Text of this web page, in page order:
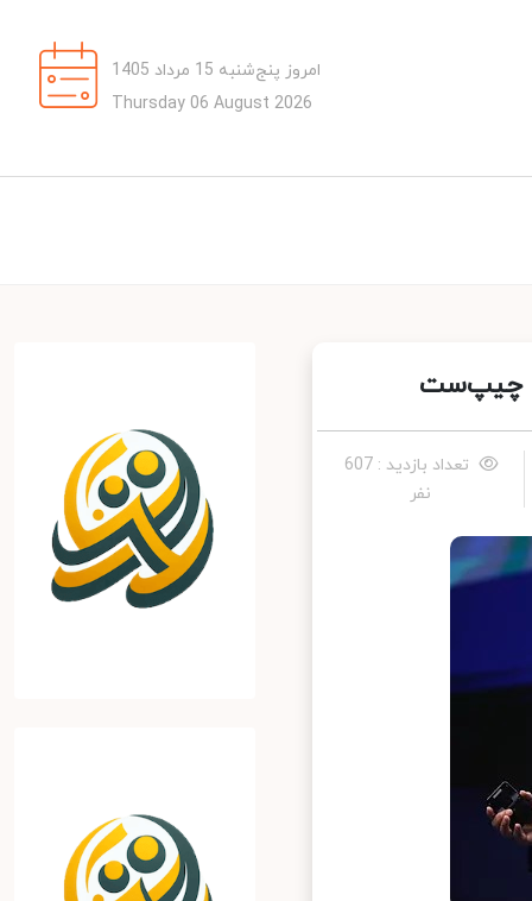
امروز پنج‌شنبه 15 مرداد 1405
Thursday 06 August 2026
چیپ‌ست
تعداد بازدید : 607
نفر